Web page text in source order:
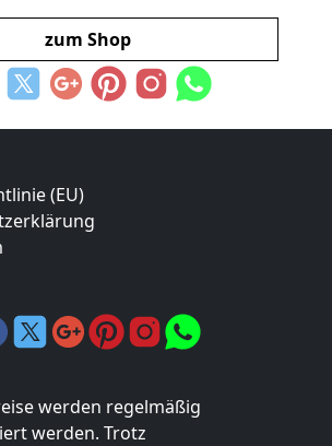
zum Shop
(EU)
werden regelmäßig
werden. Trotz